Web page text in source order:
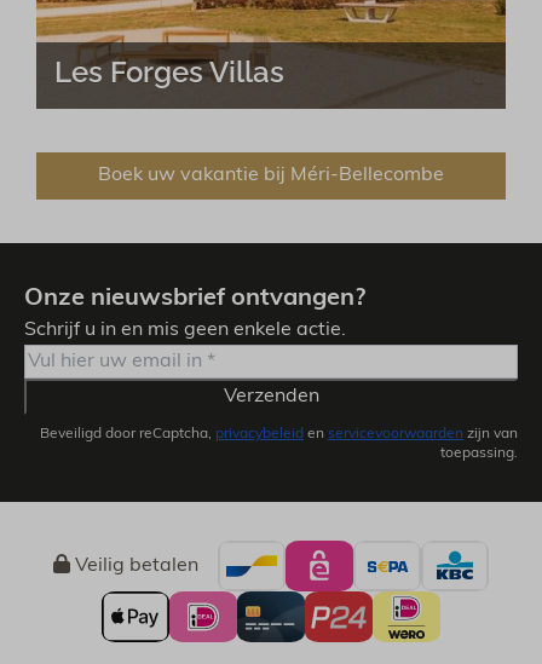
Les Forges Villas
Boek uw vakantie bij Méri-Bellecombe
Onze nieuwsbrief ontvangen?
Schrijf u in en mis geen enkele actie.
Verzenden
Beveiligd door reCaptcha, privacybeleid en servicevoorwaarden zijn van
toepassing.
Veilig betalen